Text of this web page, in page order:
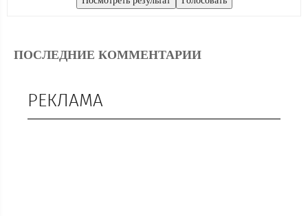
ПОСЛЕДНИЕ КОММЕНТАРИИ
РЕКЛАМА